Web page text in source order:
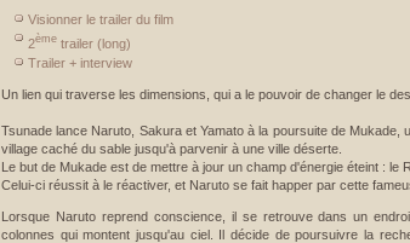
Visionner le trailer du film
2ème trailer (long)
Trailer + interview
Un lien qui traverse les dimensions, qui a le pouvoir de changer le
Tsunade lance Naruto, Sakura et Yamato à la poursuite de Mukade,
village caché du sable jusqu'à parvenir à une ville déserte.
Le but de Mukade est de mettre à jour un champ d'énergie éteint : le
Celui-ci réussit à le réactiver, et Naruto se fait happer par cette
Lorsque Naruto reprend conscience, il se retrouve dans un
colonnes qui montent jusqu'au ciel. Il décide de poursuivre la